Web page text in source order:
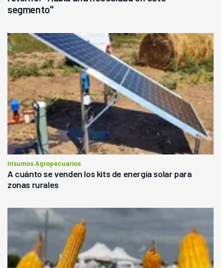
segmento"
Insumos Agropecuarios
A cuánto se venden los kits de energía solar para
zonas rurales